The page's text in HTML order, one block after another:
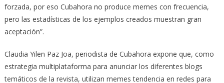
forzada, por eso Cubahora no produce memes con frecuencia,
pero las estadísticas de los ejemplos creados muestran gran
aceptación”.
Claudia Yilen Paz Joa, periodista de Cubahora expone que, como
estrategia multiplataforma para anunciar los diferentes blogs
temáticos de la revista, utilizan memes tendencia en redes para